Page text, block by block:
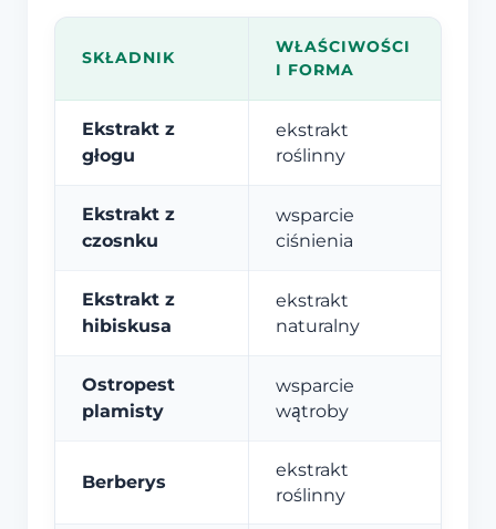
SKŁADNIK
WŁAŚCIWOŚCI
I FORMA
Ekstrakt z
głogu
ekstrakt
roślinny
Ekstrakt z
czosnku
wsparcie
ciśnienia
Ekstrakt z
hibiskusa
ekstrakt
naturalny
Ostropest
plamisty
wsparcie
wątroby
Berberys
ekstrakt
roślinny